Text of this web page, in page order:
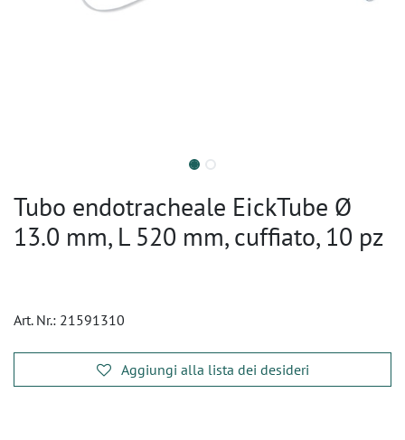
Tubo endotracheale EickTube Ø
13.0 mm, L 520 mm, cuffiato, 10 pz
Art. Nr.: 21591310
Aggiungi alla lista dei desideri